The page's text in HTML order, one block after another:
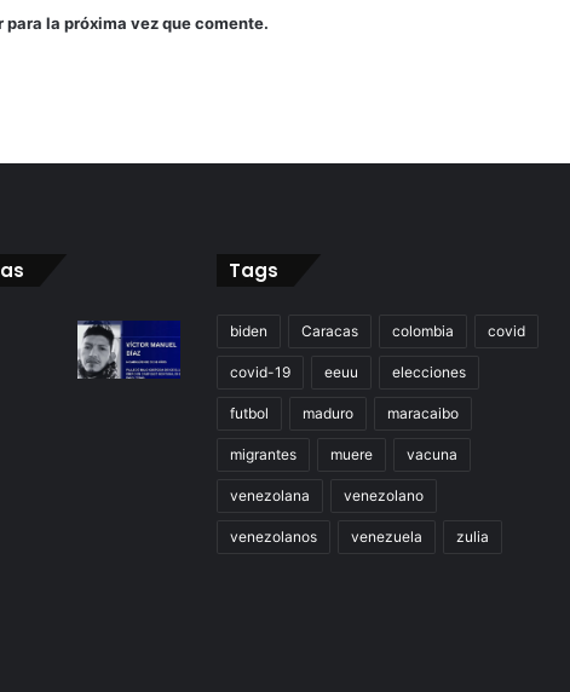
la próxima vez que comente.
Tags
biden Caracas colombia covid
covid-19 eeuu elecciones
futbol maduro maracaibo
migrantes muere vacuna
venezolana venezolano
venezolanos venezuela zulia